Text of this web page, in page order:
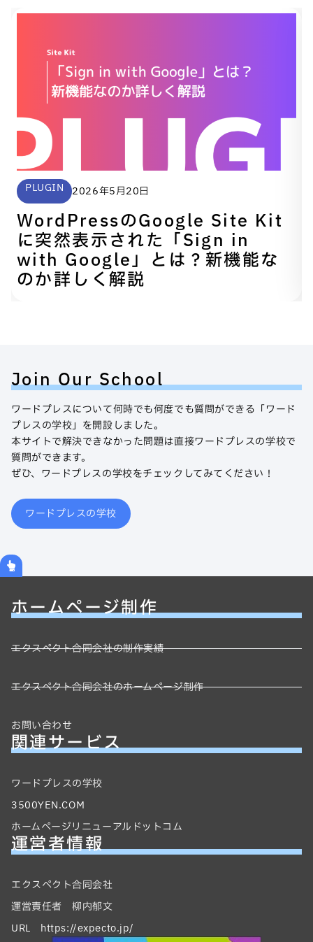
PLUGIN 2026年5月20日
WordPressのGoogle Site Kit
に突然表示された「Sign in
with Google」とは？新機能な
のか詳しく解説
Join Our School
ワードプレスについて何時でも何度でも質問ができる「ワード
プレスの学校」を開設しました。
本サイトで解決できなかった問題は直接ワードプレスの学校で
質問ができます。
ぜひ、ワードプレスの学校をチェックしてみてください！
ワードプレスの学校
ホームページ制作
エクスペクト合同会社の制作実績
エクスペクト合同会社のホームページ制作
お問い合わせ
関連サービス
ワードプレスの学校
3500YEN.COM
ホームページリニューアルドットコム
運営者情報
エクスペクト合同会社
運営責任者 柳内郁文
URL https://expecto.jp/